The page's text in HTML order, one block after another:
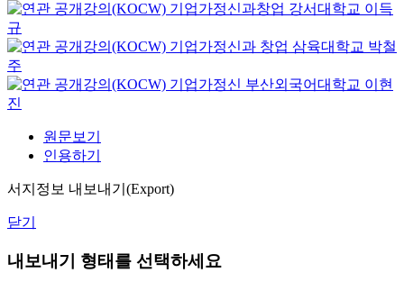
기업가정신과창업 강서대학교 이득
규
기업가정신과 창업 삼육대학교 박철
주
기업가정신 부산외국어대학교 이현
진
원문보기
인용하기
서지정보 내보내기(Export)
닫기
내보내기 형태를 선택하세요